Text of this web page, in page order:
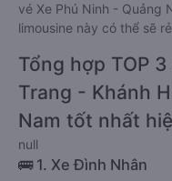
vé Xe Phú Ninh - Quảng
limousine này có thể sẽ
Tổng hợp TOP
Trang - Khánh
Nam tốt nhất
null
🚌 1. Xe Đình Nhân